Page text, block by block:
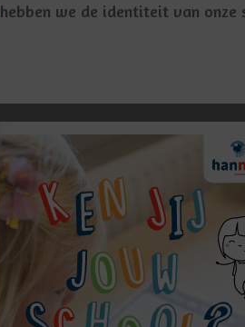
hebben we de identiteit van onze